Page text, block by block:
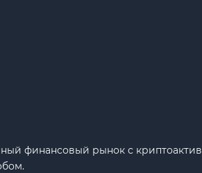
финансовый рынок с